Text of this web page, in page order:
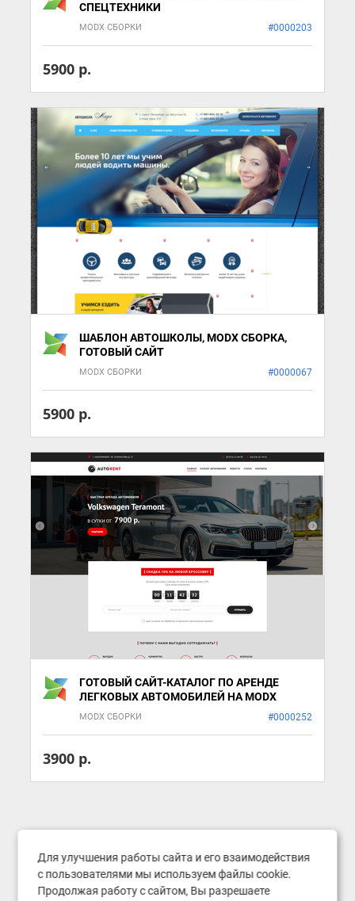
СПЕЦТЕХНИКИ
MODX СБОРКИ #0000203
5900 р.
ШАБЛОН АВТОШКОЛЫ, MODX СБОРКА,
ГОТОВЫЙ САЙТ
MODX СБОРКИ #0000067
5900 р.
ГОТОВЫЙ САЙТ-КАТАЛОГ ПО АРЕНДЕ
ЛЕГКОВЫХ АВТОМОБИЛЕЙ НА MODX
MODX СБОРКИ #0000252
3900 р.
Для улучшения работы сайта и его взаимодействия
с пользователями мы используем файлы cookie.
Продолжая работу с сайтом, Вы разрешаете